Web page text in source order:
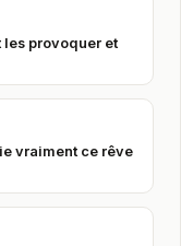
les provoquer et
vraiment ce rêve